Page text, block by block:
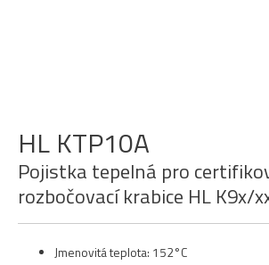
HL KTP10A
Pojistka tepelná pro
rozbočovací krabice HL K9x/
Jmenovitá teplota: 152°C